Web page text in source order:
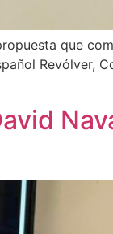
que
Revólver,